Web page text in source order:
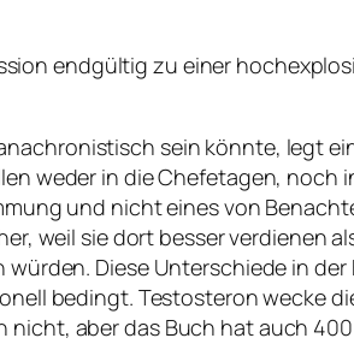
endgültig zu einer
sein könnte, legt
weder in die Chefetagen, noch
und nicht eines von
weil sie dort besser verdienen
Diese Unterschiede in der
bedingt. Testosteron wecke
aber das Buch hat auch